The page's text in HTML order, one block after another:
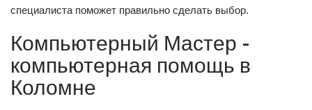
специалиста поможет правильно сделать выбор.
Компьютерный Мастер -
компьютерная помощь в
Коломне